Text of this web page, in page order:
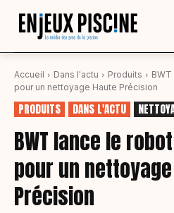
Accueil Dans l'actu Produits
pour un nettoyage Haute Précision
PRODUITS DANS L'ACTU
BWT lance le
pour un
Précision